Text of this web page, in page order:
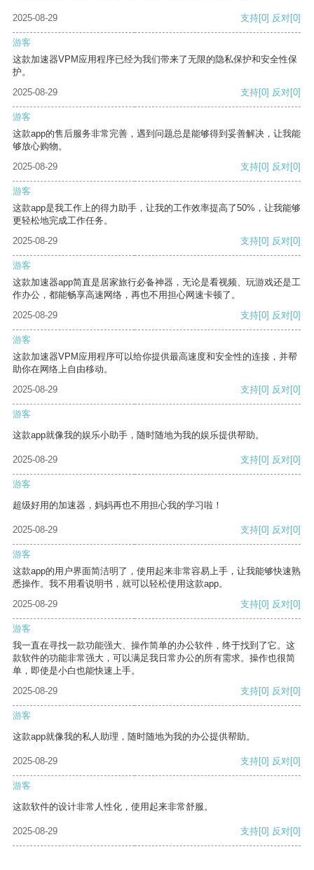
2025-08-29 支持[0] 反对[0]
游客
这款加速器VPM应用程序已经为我们带来了无限的隐私保护和安全性保
护。
2025-08-29
支持[0] 反对[0]
游客
这款app的售后服务非常完善，遇到问题总是能够得到妥善解决，让我能
够放心购物。
2025-08-29
支持[0] 反对[0]
游客
这款app是我工作上的得力助手，让我的工作效率提高了50%，让我能够
更轻松地完成工作任务。
2025-08-29
支持[0] 反对[0]
游客
这款加速器app简直是居家旅行必备神器，无论是看视频、玩游戏还是工
作办公，都能畅享高速网络，再也不用担心网速卡顿了。
2025-08-29
支持[0] 反对[0]
游客
这款加速器VPM应用程序可以给你提供最高速度和安全性的连接，并帮
助你在网络上自由移动。
2025-08-29
支持[0] 反对[0]
游客
这款app就像我的娱乐小助手，随时随地为我的娱乐提供帮助。
2025-08-29 支持[0] 反对[0]
游客
超级好用的加速器，妈妈再也不用担心我的学习啦！
2025-08-29 支持[0] 反对[0]
游客
这款app的用户界面简洁明了，使用起来非常容易上手，让我能够快速熟
悉操作。我不用看说明书，就可以轻松使用这款app。
2025-08-29
支持[0] 反对[0]
游客
我一直在寻找一款功能强大、操作简单的办公软件，终于找到了它。这
款软件的功能非常强大，可以满足我日常办公的所有需求。操作也很简
单，即使是小白也能快速上手。
2025-08-29
支持[0] 反对[0]
游客
这款app就像我的私人助理，随时随地为我的办公提供帮助。
2025-08-29 支持[0] 反对[0]
游客
这款软件的设计非常人性化，使用起来非常舒服。
2025-08-29 支持[0] 反对[0]